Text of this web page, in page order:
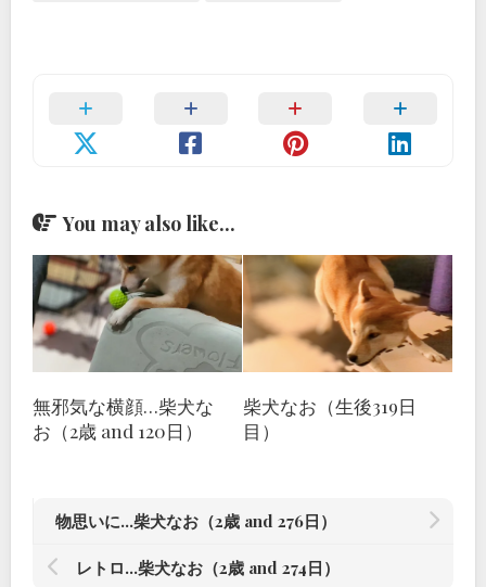
You may also like...
無邪気な横顔…柴犬な
お（2歳 and 120日）
柴犬なお（生後319日
目）
物思いに…柴犬なお（2歳 and 276日）
レトロ…柴犬なお（2歳 and 274日）